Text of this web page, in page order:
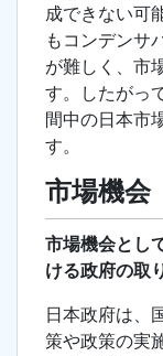
成できない可
もコンデンサ
が難しく、市
す。したがっ
間中の日本市
す。
市場機会
市場機会とし
ける政府の取
日本政府は、
策や政策の実